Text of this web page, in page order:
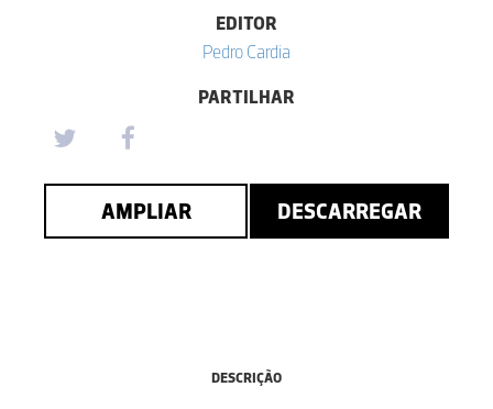
EDITOR
Pedro Cardia
PARTILHAR
AMPLIAR DESCARREGAR
DESCRIÇÃO